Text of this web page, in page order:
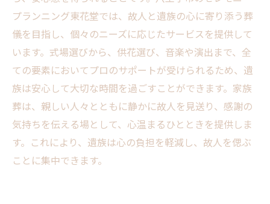
プランニング東花堂では、故人と遺族の心に寄り添う葬
儀を目指し、個々のニーズに応じたサービスを提供して
います。式場選びから、供花選び、音楽や演出まで、全
ての要素においてプロのサポートが受けられるため、遺
族は安心して大切な時間を過ごすことができます。家族
葬は、親しい人々とともに静かに故人を見送り、感謝の
気持ちを伝える場として、心温まるひとときを提供しま
す。これにより、遺族は心の負担を軽減し、故人を偲ぶ
ことに集中できます。